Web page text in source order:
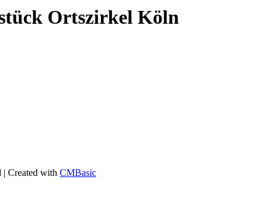
Ortszirkel Köln
Created with CMBasic